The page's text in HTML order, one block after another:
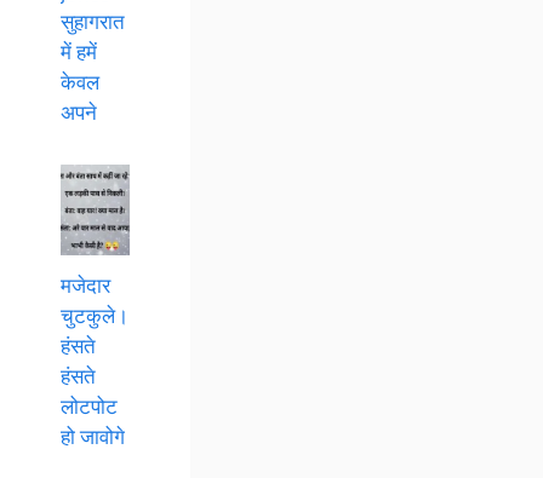
सुहागरात
में हमें
केवल
अपने
मजेदार
चुटकुले।
हंसते
हंसते
लोटपोट
हो जावोगे